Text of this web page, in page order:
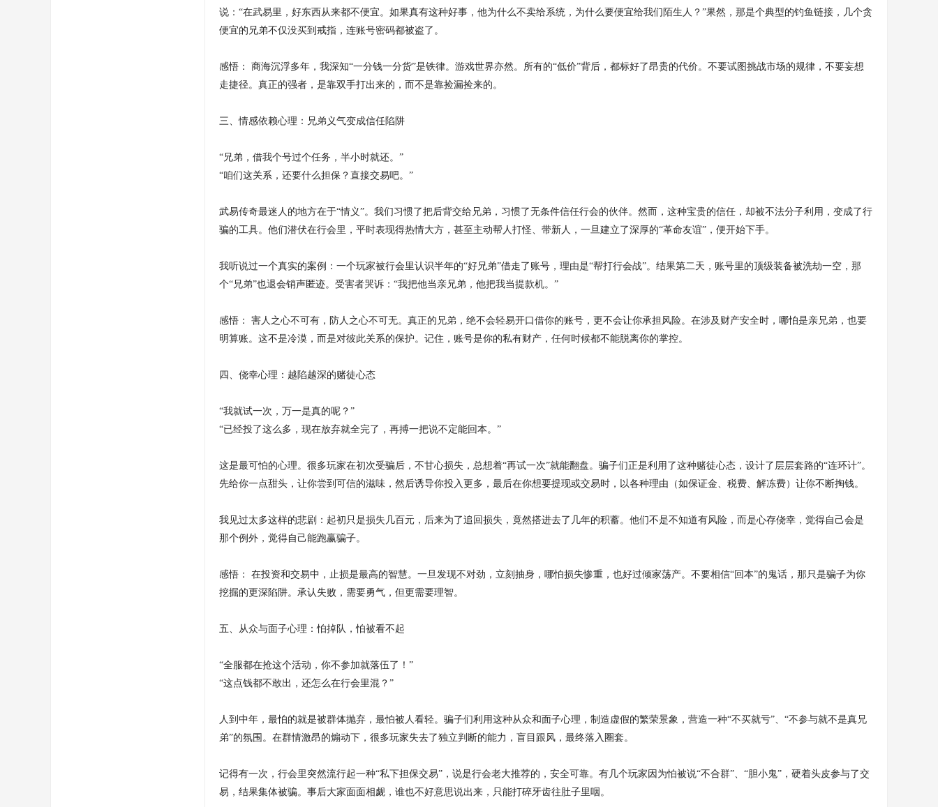
说：“在武易里，好东西从来都不便宜。如果真有这种好事，他为什么不卖给系统，为什么要便宜给我们陌生人？”果然，那是个典型的钓鱼链接，几个贪
便宜的兄弟不仅没买到戒指，连账号密码都被盗了。
感悟： 商海沉浮多年，我深知“一分钱一分货”是铁律。游戏世界亦然。所有的“低价”背后，都标好了昂贵的代价。不要试图挑战市场的规律，不要妄想
走捷径。真正的强者，是靠双手打出来的，而不是靠捡漏捡来的。
三、情感依赖心理：兄弟义气变成信任陷阱
“兄弟，借我个号过个任务，半小时就还。”
“咱们这关系，还要什么担保？直接交易吧。”
武易传奇最迷人的地方在于“情义”。我们习惯了把后背交给兄弟，习惯了无条件信任行会的伙伴。然而，这种宝贵的信任，却被不法分子利用，变成了行
骗的工具。他们潜伏在行会里，平时表现得热情大方，甚至主动帮人打怪、带新人，一旦建立了深厚的“革命友谊”，便开始下手。
我听说过一个真实的案例：一个玩家被行会里认识半年的“好兄弟”借走了账号，理由是“帮打行会战”。结果第二天，账号里的顶级装备被洗劫一空，那
个“兄弟”也退会销声匿迹。受害者哭诉：“我把他当亲兄弟，他把我当提款机。”
感悟： 害人之心不可有，防人之心不可无。真正的兄弟，绝不会轻易开口借你的账号，更不会让你承担风险。在涉及财产安全时，哪怕是亲兄弟，也要
明算账。这不是冷漠，而是对彼此关系的保护。记住，账号是你的私有财产，任何时候都不能脱离你的掌控。
四、侥幸心理：越陷越深的赌徒心态
“我就试一次，万一是真的呢？”
“已经投了这么多，现在放弃就全完了，再搏一把说不定能回本。”
这是最可怕的心理。很多玩家在初次受骗后，不甘心损失，总想着“再试一次”就能翻盘。骗子们正是利用了这种赌徒心态，设计了层层套路的“连环计”。
先给你一点甜头，让你尝到可信的滋味，然后诱导你投入更多，最后在你想要提现或交易时，以各种理由（如保证金、税费、解冻费）让你不断掏钱。
我见过太多这样的悲剧：起初只是损失几百元，后来为了追回损失，竟然搭进去了几年的积蓄。他们不是不知道有风险，而是心存侥幸，觉得自己会是
那个例外，觉得自己能跑赢骗子。
感悟： 在投资和交易中，止损是最高的智慧。一旦发现不对劲，立刻抽身，哪怕损失惨重，也好过倾家荡产。不要相信“回本”的鬼话，那只是骗子为你
挖掘的更深陷阱。承认失败，需要勇气，但更需要理智。
五、从众与面子心理：怕掉队，怕被看不起
“全服都在抢这个活动，你不参加就落伍了！”
“这点钱都不敢出，还怎么在行会里混？”
人到中年，最怕的就是被群体抛弃，最怕被人看轻。骗子们利用这种从众和面子心理，制造虚假的繁荣景象，营造一种“不买就亏”、“不参与就不是真兄
弟”的氛围。在群情激昂的煽动下，很多玩家失去了独立判断的能力，盲目跟风，最终落入圈套。
记得有一次，行会里突然流行起一种“私下担保交易”，说是行会老大推荐的，安全可靠。有几个玩家因为怕被说“不合群”、“胆小鬼”，硬着头皮参与了交
易，结果集体被骗。事后大家面面相觑，谁也不好意思说出来，只能打碎牙齿往肚子里咽。